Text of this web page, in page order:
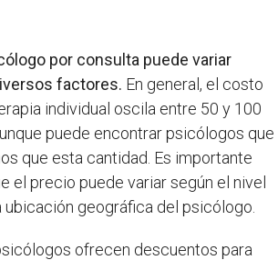
por consulta puede variar
factores. En general, el costo
individual oscila entre 50 y 100
puede encontrar psicólogos que
que esta cantidad. Es importante
el precio puede variar según el nivel
ubicación geográfica del psicólogo.
ofrecen descuentos para